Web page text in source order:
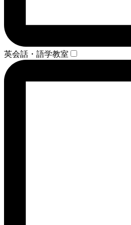
英会話・語学教室